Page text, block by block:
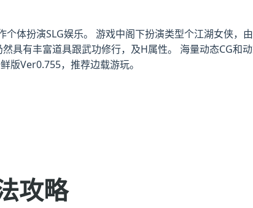
体扮演SLG娱乐。 游戏中阁下扮演类型个江湖女侠，
具有丰富道具跟武功修行，及H属性。 海量动态CG和
版Ver0.755，推荐边载游玩。
攻略